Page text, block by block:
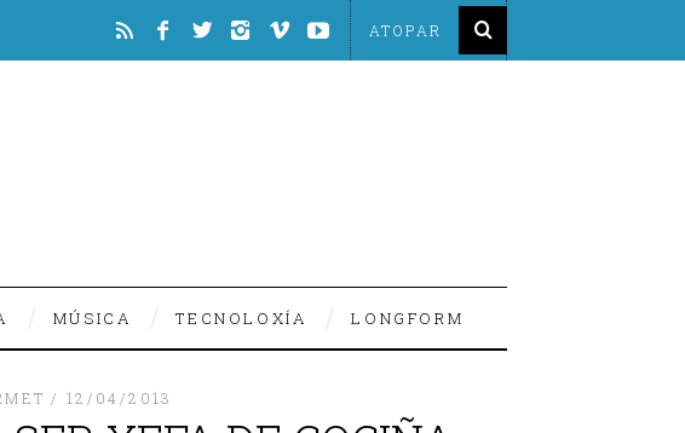
MÚSICA TECNOLOXÍA LONGFORM
12/04/2013